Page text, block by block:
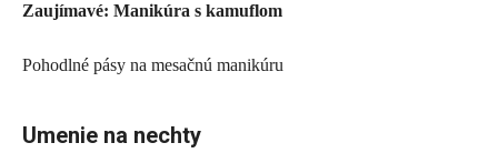
Zaujímavé: Manikúra s kamuflom
Pohodlné pásy na mesačnú manikúru
Umenie na nechty